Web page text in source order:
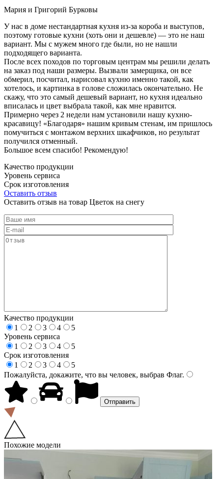
Мария и Григорий Бурковы
У нас в доме нестандартная кухня из-за короба и выступов,
поэтому готовые кухни (хоть они и дешевле) — это не наш
вариант. Мы с мужем много где были, но не нашли
подходящего варианта.
После всех походов по торговым центрам мы решили делать
на заказ под наши размеры. Вызвали замерщика, он все
обмерил, посчитал, нарисовал кухню именно такой, как
хотелось, и картинка в голове сложилась окончательно. Не
скажу, что это самый дешевый вариант, но кухня идеально
вписалась и цвет выбрала такой, как мне нравится.
Примерно через 2 недели нам установили нашу кухню-
красавицу! «Благодаря» нашим кривым стенам, им пришлось
помучиться с монтажом верхних шкафчиков, но результат
получился отменный.
Большое всем спасибо! Рекомендую!
Качество продукции
Уровень сервиса
Срок изготовления
Оставить отзыв
Оставить отзыв на товар Цветок на снегу
Качество продукции
1
2 3 4
5
Уровень сервиса
1
2 3 4
5
Срок изготовления
1
2 3 4
5
Пожалуйста, докажите, что вы человек, выбрав Флаг.
Похожие модели